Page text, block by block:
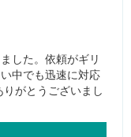
した。依頼がギリ
中でも迅速に対応
がとうございまし